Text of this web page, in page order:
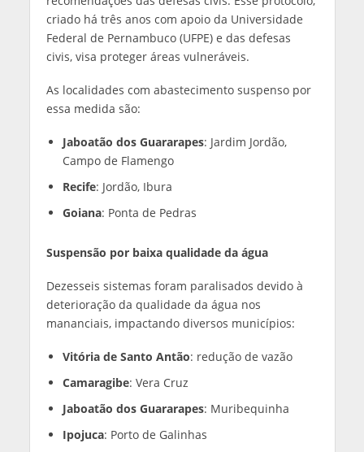
criado há três anos com apoio da Universidade
Federal de Pernambuco (UFPE) e das defesas
civis, visa proteger áreas vulneráveis.
As localidades com abastecimento suspenso por
essa medida são:
Jaboatão dos Guararapes: Jardim Jordão,
Campo de Flamengo
Recife: Jordão, Ibura
Goiana: Ponta de Pedras
Suspensão por baixa qualidade da água
Dezesseis sistemas foram paralisados devido à
deterioração da qualidade da água nos
mananciais, impactando diversos municípios:
Vitória de Santo Antão: redução de vazão
Camaragibe: Vera Cruz
Jaboatão dos Guararapes: Muribequinha
Ipojuca: Porto de Galinhas